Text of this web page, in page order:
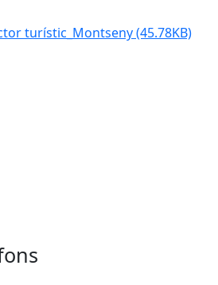
turístic_Montseny(45.78KB)